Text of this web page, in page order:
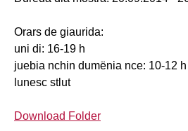
Orars de giaurida:
uni di: 16-19 h
juebia nchin dumënia nce: 10-12 h
lunesc stlut
Download Folder